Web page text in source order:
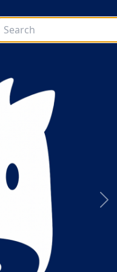
次へ